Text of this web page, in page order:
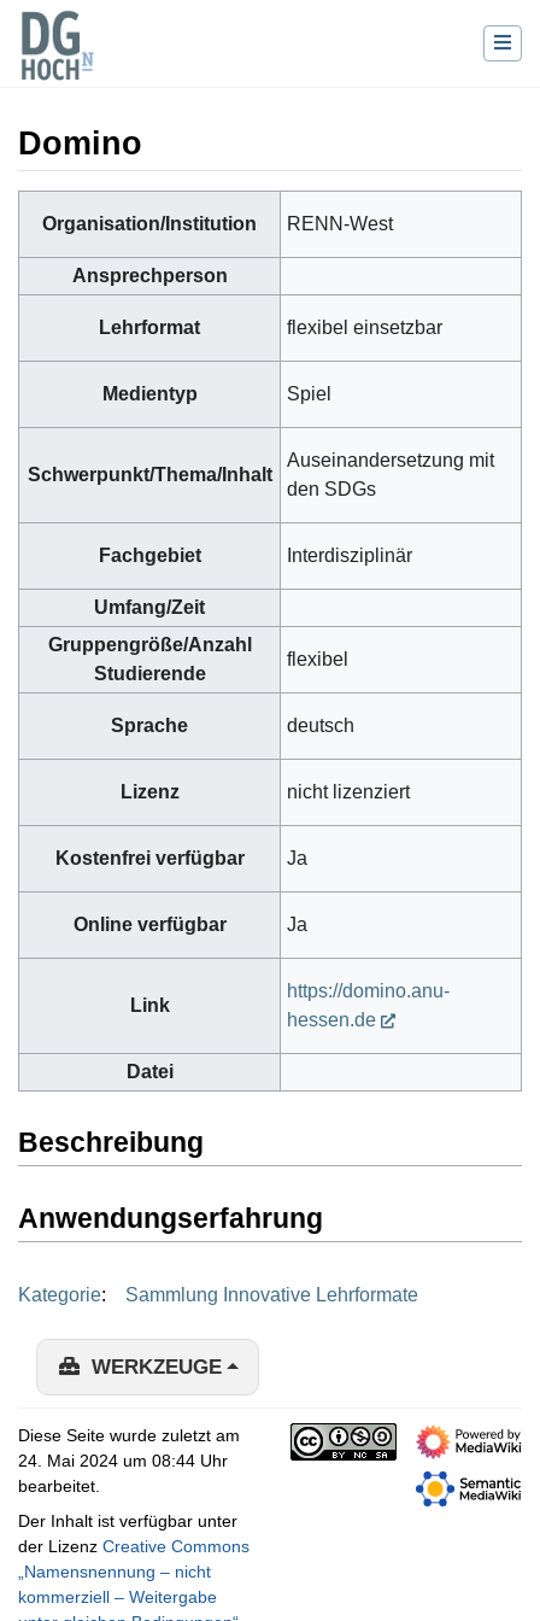
Domino
Organisation/Institution
RENN-West
Ansprechperson
Lehrformat flexibel einsetzbar
Medientyp Spiel
Schwerpunkt/Thema/Inhalt
Auseinandersetzung mit
den SDGs
Fachgebiet Interdisziplinär
Umfang/Zeit
Gruppengröße/Anzahl
Studierende
flexibel
Sprache deutsch
Lizenz nicht lizenziert
Kostenfrei verfügbar Ja
Online verfügbar Ja
Link
https://domino.anu-
hessen.de
Datei
Beschreibung
Anwendungserfahrung
Kategorie: Sammlung Innovative Lehrformate
WERKZEUGE
Diese Seite wurde zuletzt am
24. Mai 2024 um 08:44 Uhr
bearbeitet.
Der Inhalt ist verfügbar unter
der Lizenz Creative Commons
„Namensnennung – nicht
kommerziell – Weitergabe